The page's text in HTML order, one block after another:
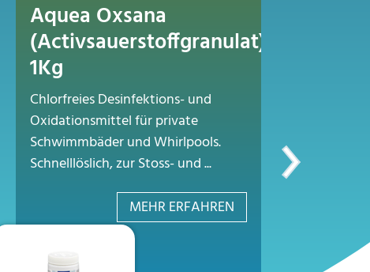
Aquea Oxsana
(Activsauerstoffgranulat)
1Kg
Chlorfreies Desinfektions- und
Oxidationsmittel für private
Schwimmbäder und Whirlpools.
Schnelllöslich, zur Stoss- und ...
MEHR ERFAHREN